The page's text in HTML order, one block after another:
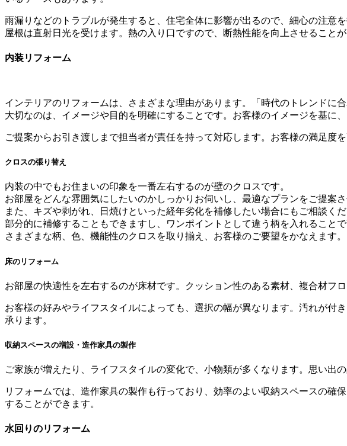
雨漏りなどのトラブルが発生すると、住宅全体に影響が出るので、細心の注意を
屋根は直射日光を受けます。熱の入り口ですので、断熱性能を向上させること
内装リフォーム
インテリアのリフォームは、さまざまな理由があります。「時代のトレンドに
大切なのは、イメージや目的を明確にすることです。お客様のイメージを基に
ご提案からお引き渡しまで担当者が責任を持って対応します。お客様の満足度
クロスの張り替え
内装の中でもお住まいの印象を一番左右するのが壁のクロスです。
お部屋をどんな雰囲気にしたいのかしっかりお伺いし、最適なプランをご提案さ
また、キズや剥がれ、日焼けといった経年劣化を補修したい場合にもご相談くだ
部分的に補修することもできますし、ワンポイントとして違う柄を入れること
さまざまな柄、色、機能性のクロスを取り揃え、お客様のご要望をかなえます。
床のリフォーム
お部屋の快適性を左右するのが床材です。クッション性のある素材、複合材フ
お客様の好みやライフスタイルによっても、選択の幅が異なります。汚れが付
承ります。
収納スペースの増設・造作家具の製作
ご家族が増えたり、ライフスタイルの変化で、小物類が多くなります。思い出
リフォームでは、造作家具の製作も行っており、効率のよい収納スペースの
することができます。
水回りのリフォーム